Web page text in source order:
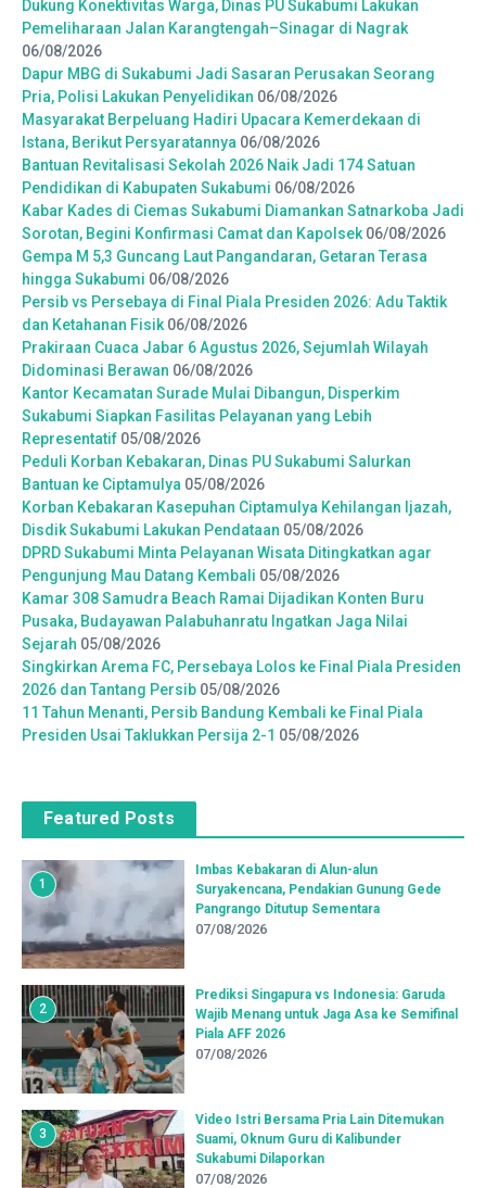
Dukung Konektivitas Warga, Dinas PU Sukabumi Lakukan
Pemeliharaan Jalan Karangtengah–Sinagar di Nagrak
06/08/2026
Dapur MBG di Sukabumi Jadi Sasaran Perusakan Seorang
Pria, Polisi Lakukan Penyelidikan 06/08/2026
Masyarakat Berpeluang Hadiri Upacara Kemerdekaan di
Istana, Berikut Persyaratannya 06/08/2026
Bantuan Revitalisasi Sekolah 2026 Naik Jadi 174 Satuan
Pendidikan di Kabupaten Sukabumi 06/08/2026
Kabar Kades di Ciemas Sukabumi Diamankan Satnarkoba Jadi
Sorotan, Begini Konfirmasi Camat dan Kapolsek 06/08/2026
Gempa M 5,3 Guncang Laut Pangandaran, Getaran Terasa
hingga Sukabumi 06/08/2026
Persib vs Persebaya di Final Piala Presiden 2026: Adu Taktik
dan Ketahanan Fisik 06/08/2026
Prakiraan Cuaca Jabar 6 Agustus 2026, Sejumlah Wilayah
Didominasi Berawan 06/08/2026
Kantor Kecamatan Surade Mulai Dibangun, Disperkim
Sukabumi Siapkan Fasilitas Pelayanan yang Lebih
Representatif 05/08/2026
Peduli Korban Kebakaran, Dinas PU Sukabumi Salurkan
Bantuan ke Ciptamulya 05/08/2026
Korban Kebakaran Kasepuhan Ciptamulya Kehilangan Ijazah,
Disdik Sukabumi Lakukan Pendataan 05/08/2026
DPRD Sukabumi Minta Pelayanan Wisata Ditingkatkan agar
Pengunjung Mau Datang Kembali 05/08/2026
Kamar 308 Samudra Beach Ramai Dijadikan Konten Buru
Pusaka, Budayawan Palabuhanratu Ingatkan Jaga Nilai
Sejarah 05/08/2026
Singkirkan Arema FC, Persebaya Lolos ke Final Piala Presiden
2026 dan Tantang Persib 05/08/2026
11 Tahun Menanti, Persib Bandung Kembali ke Final Piala
Presiden Usai Taklukkan Persija 2-1 05/08/2026
Featured Posts
1
Imbas Kebakaran di Alun-alun
Suryakencana, Pendakian Gunung Gede
Pangrango Ditutup Sementara
07/08/2026
2
Prediksi Singapura vs Indonesia: Garuda
Wajib Menang untuk Jaga Asa ke Semifinal
Piala AFF 2026
07/08/2026
3
Video Istri Bersama Pria Lain Ditemukan
Suami, Oknum Guru di Kalibunder
Sukabumi Dilaporkan
07/08/2026